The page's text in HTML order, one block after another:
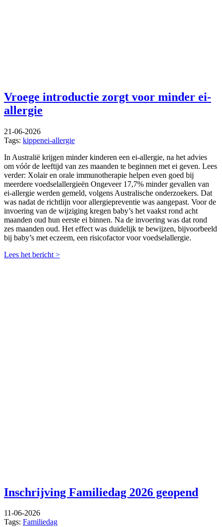
Vroege introductie zorgt voor minder ei-
allergie
21-06-2026
Tags: kippenei-allergie
In Australië krijgen minder kinderen een ei-allergie, na het advies
om vóór de leeftijd van zes maanden te beginnen met ei geven. Lees
verder: Xolair en orale immunotherapie helpen even goed bij
meerdere voedselallergieën Ongeveer 17,7% minder gevallen van
ei-allergie werden gemeld, volgens Australische onderzoekers. Dat
was nadat de richtlijn voor allergiepreventie was aangepast. Voor de
invoering van de wijziging kregen baby’s het vaakst rond acht
maanden oud hun eerste ei binnen. Na de invoering was dat rond
zes maanden oud. Het effect was duidelijk te bewijzen, bijvoorbeeld
bij baby’s met eczeem, een risicofactor voor voedselallergie.
Lees het bericht >
Inschrijving Familiedag 2026 geopend
11-06-2026
Tags: Familiedag